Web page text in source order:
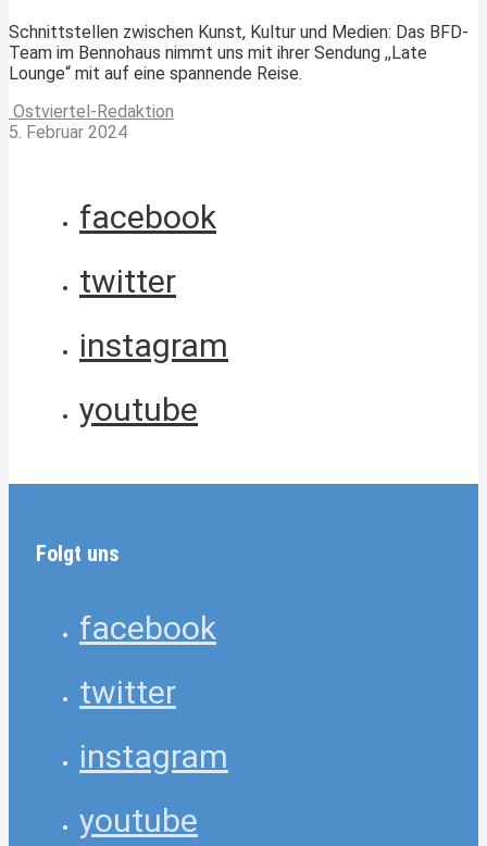
Schnittstellen zwischen Kunst, Kultur und Medien: Das BFD-
Team im Bennohaus nimmt uns mit ihrer Sendung ,,Late
Lounge“ mit auf eine spannende Reise.
Ostviertel-Redaktion
5. Februar 2024
facebook
twitter
instagram
youtube
Folgt uns
facebook
twitter
instagram
youtube